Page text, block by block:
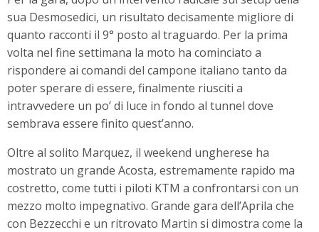
sua Desmosedici, un risultato decisamente migliore di
quanto racconti il 9° posto al traguardo. Per la prima
volta nel fine settimana la moto ha cominciato a
rispondere ai comandi del campone italiano tanto da
poter sperare di essere, finalmente riusciti a
intravvedere un po’ di luce in fondo al tunnel dove
sembrava essere finito quest’anno.
Oltre al solito Marquez, il weekend ungherese ha
mostrato un grande Acosta, estremamente rapido ma
costretto, come tutti i piloti KTM a confrontarsi con un
mezzo molto impegnativo. Grande gara dell’Aprila che
con Bezzecchi e un ritrovato Martin si dimostra come la